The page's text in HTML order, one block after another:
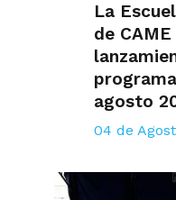
La
de
agosto
04 de